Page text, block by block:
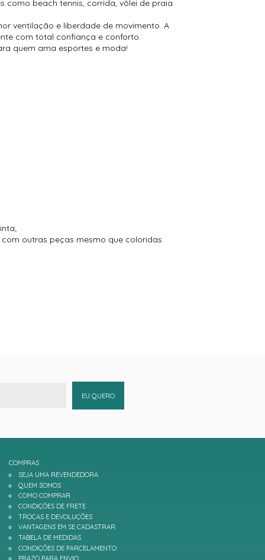
beach tennis, corrida, vôlei de praia
ventilação e liberdade de movimento. A
com total confiança e conforto.
quem ama esportes e moda!
outras peças mesmo que coloridas
EU QUERO
COMPRAS
SEJA UMA REVENDEDORA
QUEM SOMOS
COMO COMPRAR
CONDIÇÕES DE FRETE
TROCAS E DEVOLUÇÕES
VANTAGENS EM SE CADASTRAR
TABELA DE MEDIDAS
CONDIÇÕES DE PARCELAMENTO